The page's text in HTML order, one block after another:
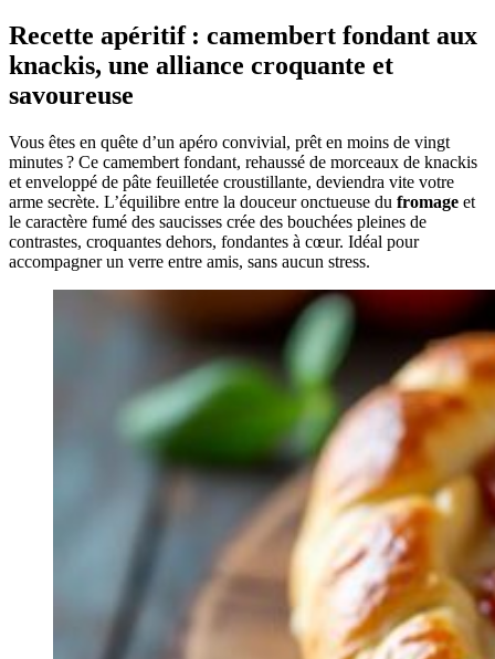
Recette apéritif : camembert fondant aux
knackis, une alliance croquante et
savoureuse
Vous êtes en quête d’un apéro convivial, prêt en moins de vingt
minutes ? Ce camembert fondant, rehaussé de morceaux de knackis
et enveloppé de pâte feuilletée croustillante, deviendra vite votre
arme secrète. L’équilibre entre la douceur onctueuse du fromage et
le caractère fumé des saucisses crée des bouchées pleines de
contrastes, croquantes dehors, fondantes à cœur. Idéal pour
accompagner un verre entre amis, sans aucun stress.